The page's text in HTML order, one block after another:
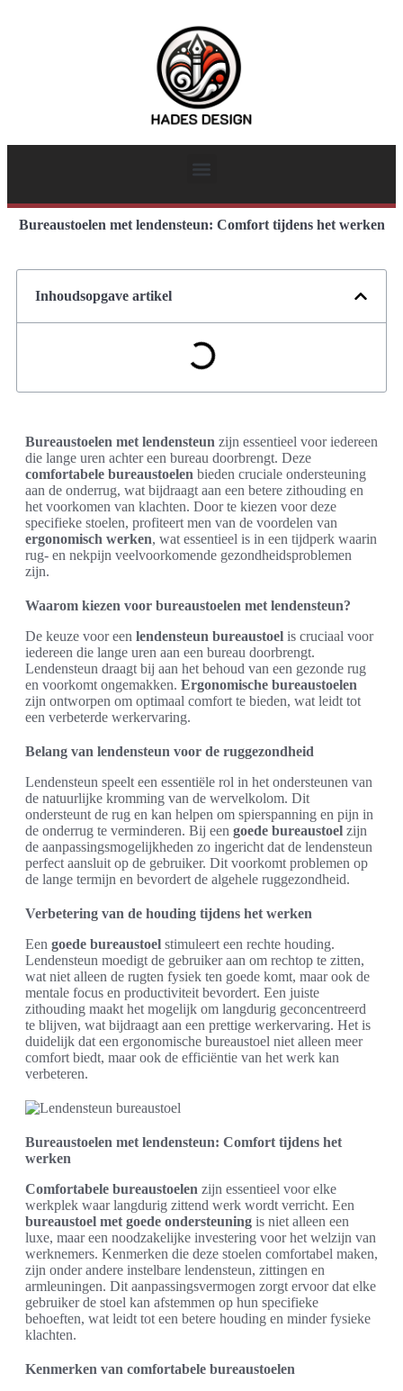
Bureaustoelen met lendensteun: Comfort tijdens het werken
Inhoudsopgave artikel
Bureaustoelen met lendensteun zijn essentieel voor iedereen
die lange uren achter een bureau doorbrengt. Deze
comfortabele bureaustoelen bieden cruciale ondersteuning
aan de onderrug, wat bijdraagt aan een betere zithouding en
het voorkomen van klachten. Door te kiezen voor deze
specifieke stoelen, profiteert men van de voordelen van
ergonomisch werken, wat essentieel is in een tijdperk waarin
rug- en nekpijn veelvoorkomende gezondheidsproblemen
zijn.
Waarom kiezen voor bureaustoelen met lendensteun?
De keuze voor een lendensteun bureaustoel is cruciaal voor
iedereen die lange uren aan een bureau doorbrengt.
Lendensteun draagt bij aan het behoud van een gezonde rug
en voorkomt ongemakken. Ergonomische bureaustoelen
zijn ontworpen om optimaal comfort te bieden, wat leidt tot
een verbeterde werkervaring.
Belang van lendensteun voor de ruggezondheid
Lendensteun speelt een essentiële rol in het ondersteunen van
de natuurlijke kromming van de wervelkolom. Dit
ondersteunt de rug en kan helpen om spierspanning en pijn in
de onderrug te verminderen. Bij een goede bureaustoel zijn
de aanpassingsmogelijkheden zo ingericht dat de lendensteun
perfect aansluit op de gebruiker. Dit voorkomt problemen op
de lange termijn en bevordert de algehele ruggezondheid.
Verbetering van de houding tijdens het werken
Een goede bureaustoel stimuleert een rechte houding.
Lendensteun moedigt de gebruiker aan om rechtop te zitten,
wat niet alleen de rugten fysiek ten goede komt, maar ook de
mentale focus en productiviteit bevordert. Een juiste
zithouding maakt het mogelijk om langdurig geconcentreerd
te blijven, wat bijdraagt aan een prettige werkervaring. Het is
duidelijk dat een ergonomische bureaustoel niet alleen meer
comfort biedt, maar ook de efficiëntie van het werk kan
verbeteren.
Bureaustoelen met lendensteun: Comfort tijdens het
werken
Comfortabele bureaustoelen zijn essentieel voor elke
werkplek waar langdurig zittend werk wordt verricht. Een
bureaustoel met goede ondersteuning is niet alleen een
luxe, maar een noodzakelijke investering voor het welzijn van
werknemers. Kenmerken die deze stoelen comfortabel maken,
zijn onder andere instelbare lendensteun, zittingen en
armleuningen. Dit aanpassingsvermogen zorgt ervoor dat elke
gebruiker de stoel kan afstemmen op hun specifieke
behoeften, wat leidt tot een betere houding en minder fysieke
klachten.
Kenmerken van comfortabele bureaustoelen